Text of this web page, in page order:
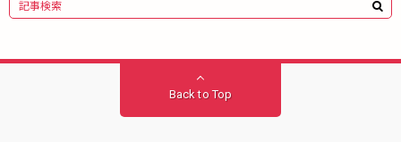
Back to Top